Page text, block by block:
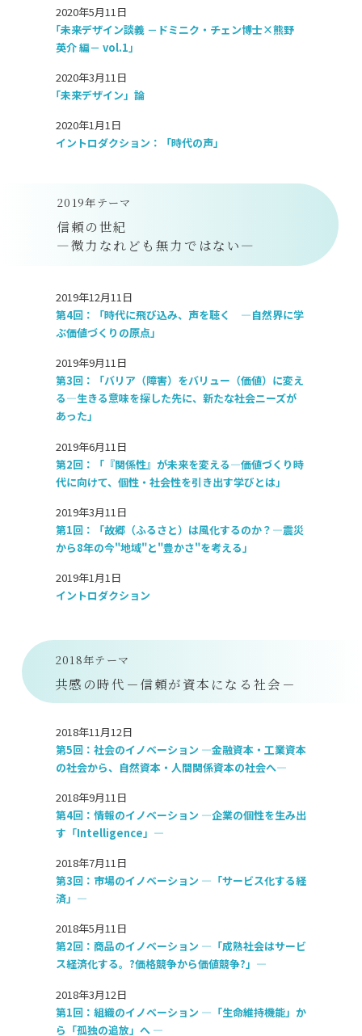
2020年5月11日
「未来デザイン談義 －ドミニク・チェン博士×熊野
英介 編－ vol.1」
2020年3月11日
「未来デザイン」論
2020年1月1日
イントロダクション：「時代の声」
2019年テーマ
信頼の世紀
―微力なれども無力ではない―
2019年12月11日
第4回：「時代に飛び込み、声を聴く ―自然界に学
ぶ価値づくりの原点」
2019年9月11日
第3回：「バリア（障害）をバリュー（価値）に変え
る―生きる意味を探した先に、新たな社会ニーズが
あった」
2019年6月11日
第2回：「『関係性』が未来を変える―価値づくり時
代に向けて、個性・社会性を引き出す学びとは」
2019年3月11日
第1回：「故郷（ふるさと）は風化するのか？―震災
から8年の今"地域"と"豊かさ"を考える」
2019年1月1日
イントロダクション
2018年テーマ
共感の時代－信頼が資本になる社会－
2018年11月12日
第5回：社会のイノベーション ―金融資本・工業資本
の社会から、自然資本・人間関係資本の社会へ―
2018年9月11日
第4回：情報のイノベーション ―企業の個性を生み出
す「Intelligence」―
2018年7月11日
第3回：市場のイノベーション ―「サービス化する経
済」―
2018年5月11日
第2回：商品のイノベーション ―「成熟社会はサービ
ス経済化する。?価格競争から価値競争?」―
2018年3月12日
第1回：組織のイノベーション ―「生命維持機能」か
ら「孤独の追放」へ ―